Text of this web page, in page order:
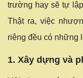
trường hay sẽ tự
Thật ra, việc
riêng đều có những
1. Xây dựng và